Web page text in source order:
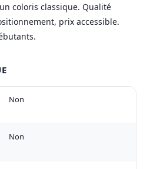
coloris classique. Qualité
prix accessible.
Non
Non